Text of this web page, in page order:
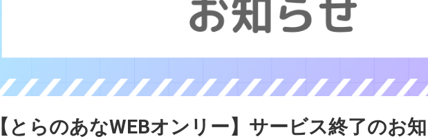
【とらのあなWEBオンリー】サービス終了のお